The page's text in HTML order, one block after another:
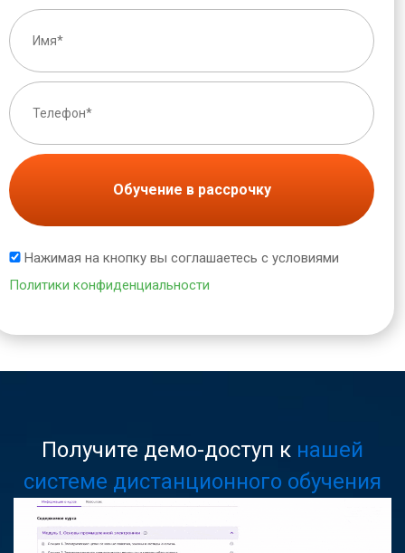
Обучение в рассрочку
Нажимая на кнопку вы соглашаетесь с условиями
Политики конфиденциальности
Получите демо-доступ к нашей
системе дистанционного обучения